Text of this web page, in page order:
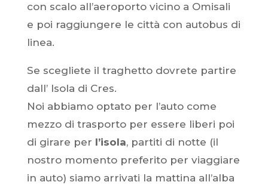
con scalo all’aeroporto vicino a Omisali
e poi raggiungere le città con autobus di
linea.
Se scegliete il traghetto dovrete partire
dall’ Isola di Cres.
Noi abbiamo optato per l’auto come
mezzo di trasporto per essere liberi poi
di girare per l’isola, partiti di notte (il
nostro momento preferito per viaggiare
in auto) siamo arrivati la mattina all’alba